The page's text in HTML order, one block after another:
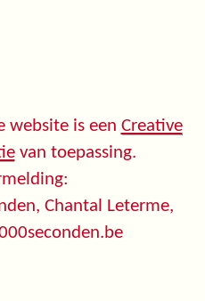
website is een Creative
van toepassing.
Chantal Leterme,